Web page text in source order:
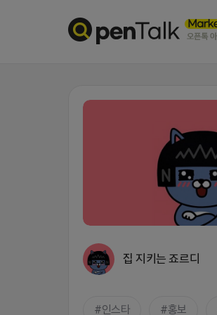
집 지키는 죠르디
인스타 홍보